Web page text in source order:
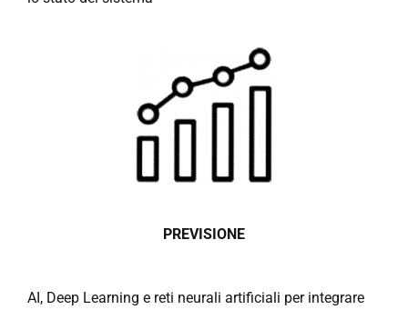
PREVISIONE
AI, Deep Learning e reti neurali artificiali per integrare